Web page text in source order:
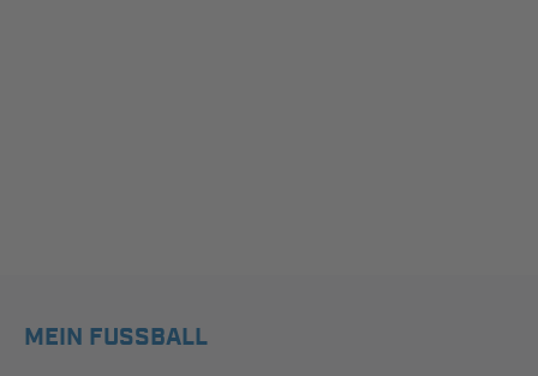
MEIN FUSSBALL